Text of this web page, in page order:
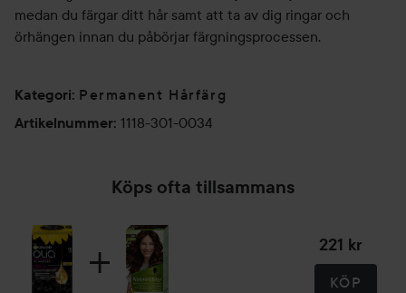
medan du färgar ditt hår samt att ta av dig ringar och
örhängen innan du påbörjar färgningsprocessen.
Kategori: Permanent Hårfärg
Artikelnummer: 1118-301-0034
Köps ofta tillsammans
221 kr
KÖP